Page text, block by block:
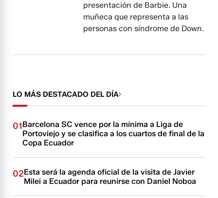
presentación de Barbie. Una
muñeca que representa a las
personas con síndrome de Down.
LO MÁS DESTACADO DEL DÍA
01Barcelona SC vence por la mínima a Liga de
Portoviejo y se clasifica a los cuartos de final de la
Copa Ecuador
02Esta será la agenda oficial de la visita de Javier
Milei a Ecuador para reunirse con Daniel Noboa